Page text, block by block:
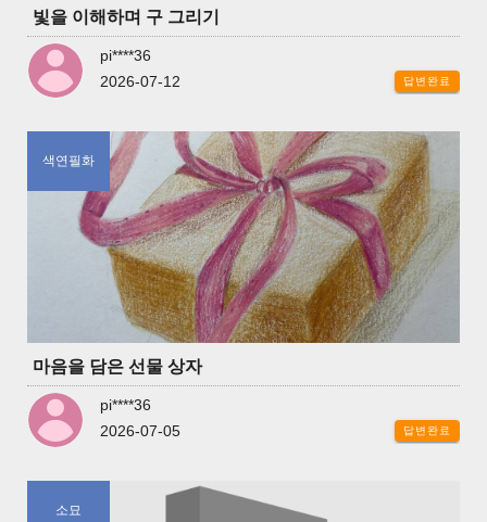
빛을 이해하며 구 그리기
pi****36
2026-07-12
답변완료
색연필화
마음을 담은 선물 상자
pi****36
2026-07-05
답변완료
소묘